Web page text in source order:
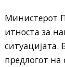
Министерот
итноста за
ситуацијата.
предлогот на